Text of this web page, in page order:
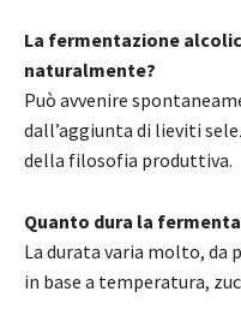
La fermentazione
naturalmente?
Può avvenire
dall’aggiunta di lieviti
della filosofia produttiva.
Quanto dura la
La durata varia molto, da
in base a temperatura,